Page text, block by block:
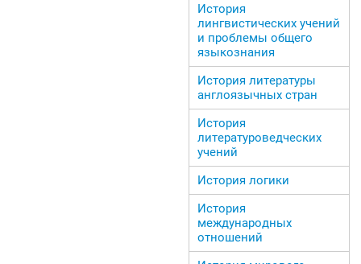
История
лингвистических учений
и проблемы общего
языкознания
История литературы
англоязычных стран
История
литературоведческих
учений
История логики
История
международных
отношений